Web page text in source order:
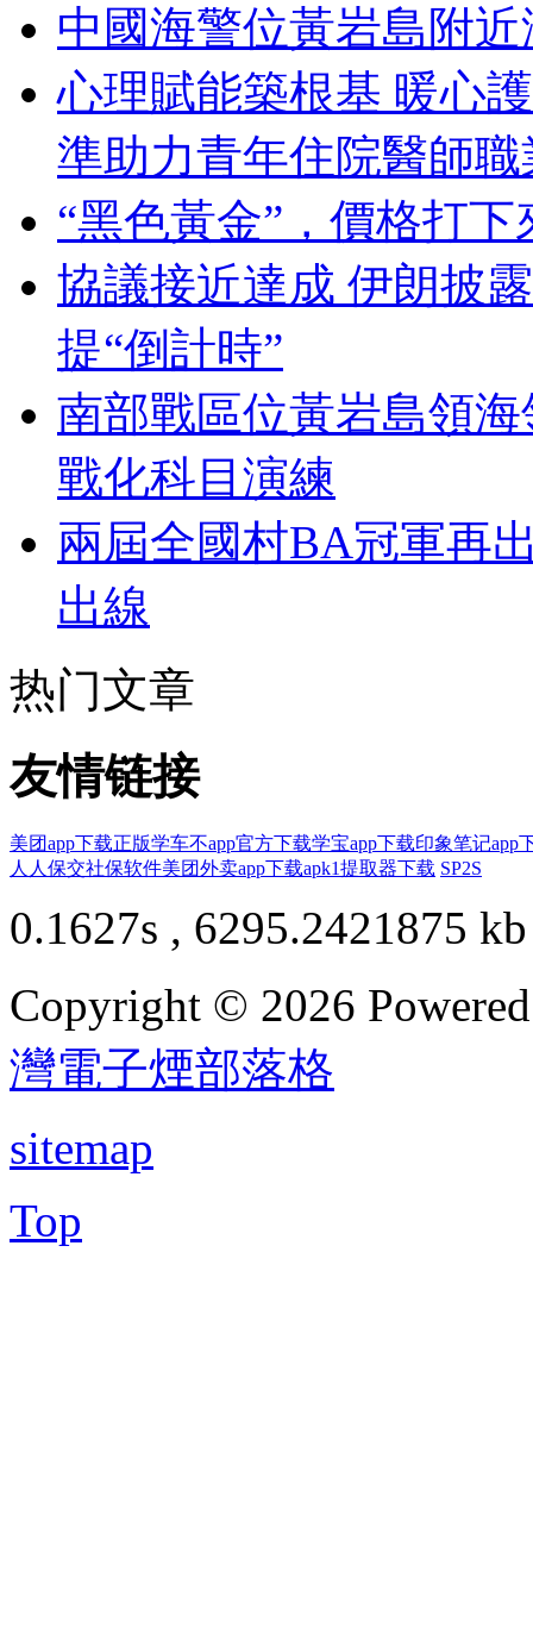
中國海警位黃岩島附
心理賦能築根基 暖心
準助力青年住院醫師
“黑色黃金”，價格打下
協議接近達成 伊朗披
提“倒計時”
南部戰區位黃岩島領
戰化科目演練
兩屆全國村BA冠軍再
出線
热门文章
友情链接
美团app下载正版学车不app官方下载学宝app下载印象笔记app
人人保交社保软件美团外卖app下载apk1提取器下载 SP2S
0.1627s , 6295.2421875 kb
Copyright © 2026
灣電子煙部落格
sitemap
Top